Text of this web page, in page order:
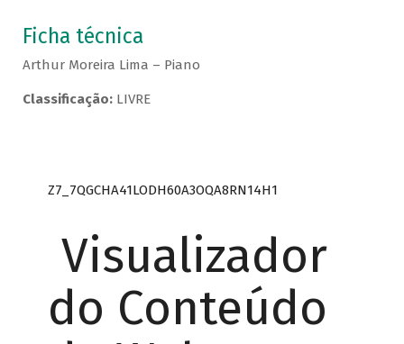
Ficha técnica
Arthur Moreira Lima – Piano
Classificação:LIVRE
Z7_7QGCHA41LODH60A3OQA8RN14H1
Visualizador
do Conteúdo